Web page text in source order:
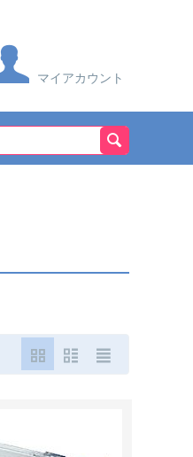
マイアカウント